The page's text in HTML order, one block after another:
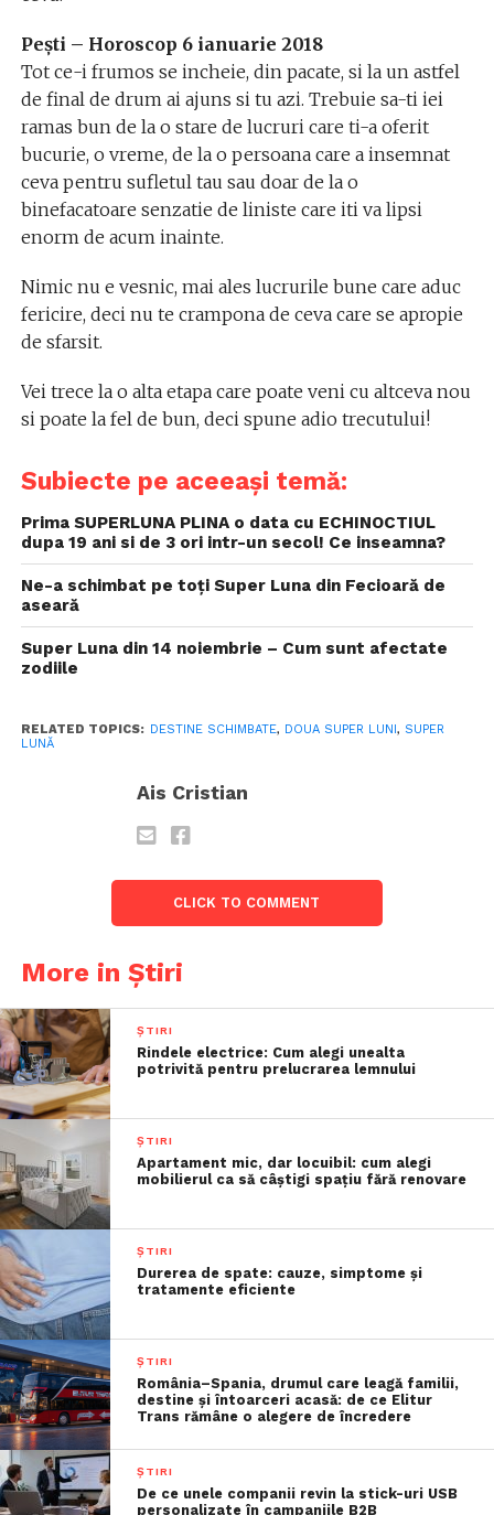
Pești – Horoscop 6 ianuarie 2018
Tot ce-i frumos se incheie, din pacate, si la un astfel
de final de drum ai ajuns si tu azi. Trebuie sa-ti iei
ramas bun de la o stare de lucruri care ti-a oferit
bucurie, o vreme, de la o persoana care a insemnat
ceva pentru sufletul tau sau doar de la o
binefacatoare senzatie de liniste care iti va lipsi
enorm de acum inainte.
Nimic nu e vesnic, mai ales lucrurile bune care aduc
fericire, deci nu te crampona de ceva care se apropie
de sfarsit.
Vei trece la o alta etapa care poate veni cu altceva nou
si poate la fel de bun, deci spune adio trecutului!
Subiecte pe aceeași temă:
Prima SUPERLUNA PLINA o data cu ECHINOCTIUL
dupa 19 ani si de 3 ori intr-un secol! Ce inseamna?
Ne-a schimbat pe toți Super Luna din Fecioară de
aseară
Super Luna din 14 noiembrie – Cum sunt afectate
zodiile
RELATED TOPICS: DESTINE SCHIMBATE, DOUA SUPER LUNI, SUPER
LUNĂ
Ais Cristian
CLICK TO COMMENT
More in Știri
ȘTIRI
Rindele electrice: Cum alegi unealta
potrivită pentru prelucrarea lemnului
ȘTIRI
Apartament mic, dar locuibil: cum alegi
mobilierul ca să câștigi spațiu fără renovare
ȘTIRI
Durerea de spate: cauze, simptome și
tratamente eficiente
ȘTIRI
România–Spania, drumul care leagă familii,
destine și întoarceri acasă: de ce Elitur
Trans rămâne o alegere de încredere
ȘTIRI
De ce unele companii revin la stick-uri USB
personalizate în campaniile B2B